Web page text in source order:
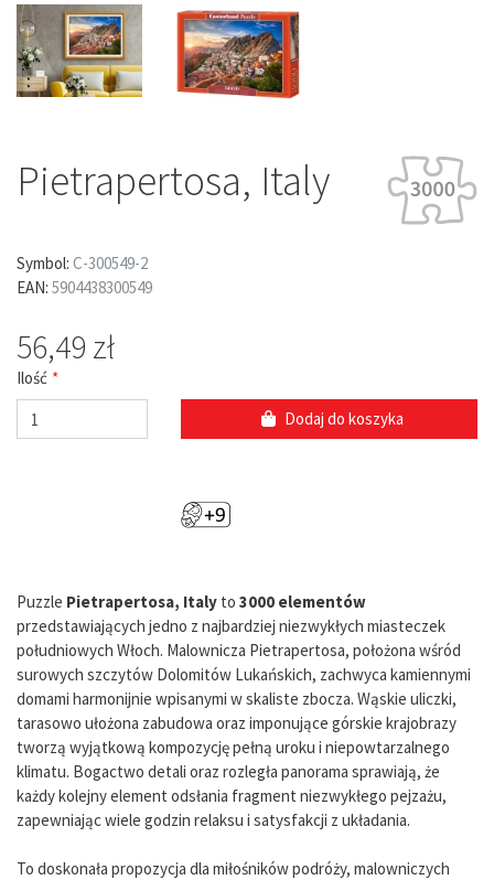
Pietrapertosa, Italy
Symbol: C-300549-2
EAN: 5904438300549
56,49 zł
Ilość
Dodaj do koszyka
Puzzle Pietrapertosa, Italy to 3000 elementów
przedstawiających jedno z najbardziej niezwykłych miasteczek
południowych Włoch. Malownicza Pietrapertosa, położona wśród
surowych szczytów Dolomitów Lukańskich, zachwyca kamiennymi
domami harmonijnie wpisanymi w skaliste zbocza. Wąskie uliczki,
tarasowo ułożona zabudowa oraz imponujące górskie krajobrazy
tworzą wyjątkową kompozycję pełną uroku i niepowtarzalnego
klimatu. Bogactwo detali oraz rozległa panorama sprawiają, że
każdy kolejny element odsłania fragment niezwykłego pejzażu,
zapewniając wiele godzin relaksu i satysfakcji z układania.
To doskonała propozycja dla miłośników podróży, malowniczych